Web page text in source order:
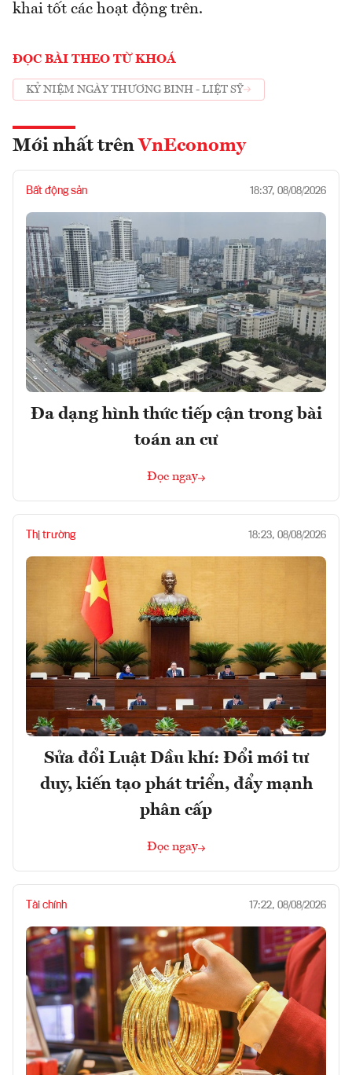
khai tốt các hoạt động trên.
ĐỌC BÀI THEO TỪ KHOÁ
KỶ NIỆM NGÀY THƯƠNG BINH - LIỆT SỸ
Mới nhất trên VnEconomy
Bất động sản 18:37, 08/08/2026
Đa dạng hình thức tiếp cận trong bài
toán an cư
Đọc ngay
Thị trường 18:23, 08/08/2026
Sửa đổi Luật Dầu khí: Đổi mới tư
duy, kiến tạo phát triển, đẩy mạnh
phân cấp
Đọc ngay
Tài chính 17:22, 08/08/2026